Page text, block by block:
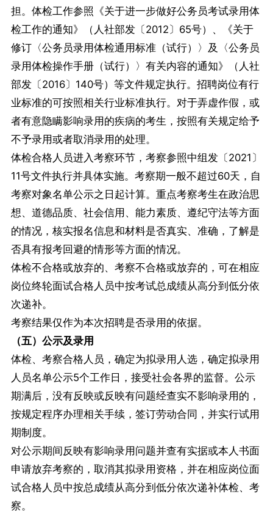
担。体检工作参照《关于进一步做好公务员考试录用体
检工作的通知》（人社部发〔2012〕65号）、《关于
修订〈公务员录用体检通用标准（试行）〉及〈公务员
录用体检操作手册（试行）〉有关内容的通知》（人社
部发〔2016〕140号）等文件规定执行。招聘岗位有行
业标准的可按照相关行业标准执行。对于弄虚作假，或
者有意隐瞒影响录用的疾病的考生，按照有关规定给予
不予录用或者取消录用的处理。
体检合格人员进入考察环节，考察参照中组发〔2021〕
11号文件执行并具体实施。考察期一般不超过60天，自
考察对象名单公示之日起计算。重点考察考生在政治思
想、道德品质、社会信用、能力素质、遵纪守法等方面
的情况，核实报名信息和材料是否真实、准确，了解是
否具有报考回避的情形等方面的情况。
体检不合格或放弃的、考察不合格或放弃的，可在相应
岗位终轮面试合格人员中按考试总成绩从高分到低分依
次递补。
考察结果仅作为本次招聘是否录用的依据。
（五）公示及录用
体检、考察合格人员，确定为拟录用人选，确定拟录用
人员名单公示5个工作日，接受社会各界的监督。公示
期满后，没有反映或反映有问题经查实不影响录用的，
按规定程序办理相关手续，签订劳动合同，并实行试用
期制度。
对公示期间反映有影响录用问题并查有实据或本人书面
申请放弃考察的，取消其拟录用资格，并在相应岗位面
试合格人员中按总成绩从高分到低分依次递补体检、考
察。